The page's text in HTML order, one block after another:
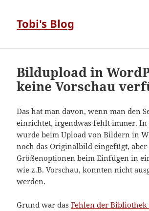
Tobi's Blog
Bildupload in
keine Vorschau
Das hat man davon, wenn man den
einrichtet, irgendwas fehlt immer. In
wurde beim Upload von Bildern in
noch das Originalbild eingefügt,
Größenoptionen beim Einfügen in
wie z.B. Vorschau, konnten nicht
werden.
Grund war dasFehlen der Bibliothek